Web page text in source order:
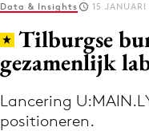
Log in
Volg het laatste
Data & Insights 15 JANUARI
Tilburgse
gezamenlijk
Lancering
positioneren.